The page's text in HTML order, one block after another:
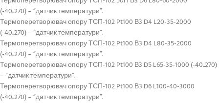
(-40..270) – “датчик температури”.
Термоперетворювач опору ТСП-102 Pt100 В3 D4 L20-35-2000
(-40..270) – “датчик температури”.
Термоперетворювач опору ТСП-102 Pt100 В3 D4 L80-35-2000
(-40..270) – “датчик температури”.
Термоперетворювач опору ТСП-102 Pt100 В3 D5 L65-35-1000 (-40..270)
– “датчик температури”.
Термоперетворювач опору ТСП-102 Pt100 В3 D6 L100-40-3000
(-40..270) – “датчик температури”.